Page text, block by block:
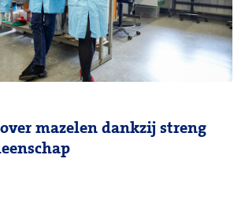
mazelen dankzij streng